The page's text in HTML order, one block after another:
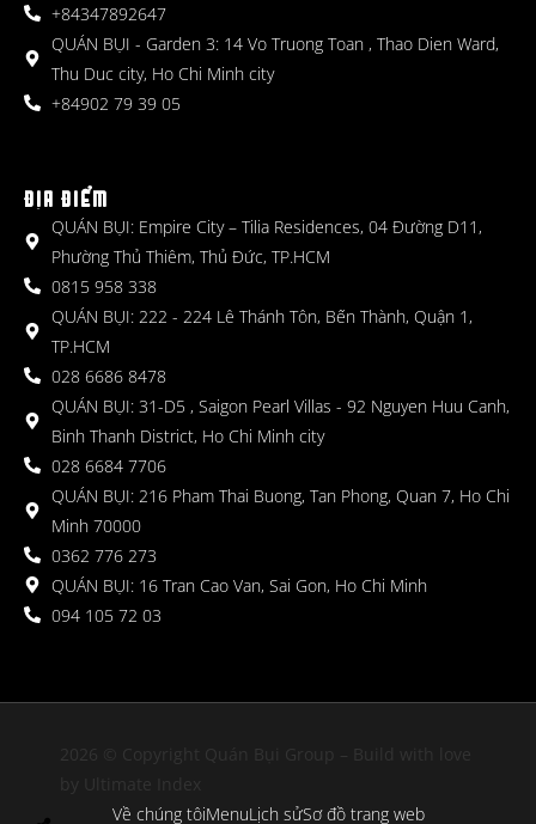
+84347892647
QUÁN BỤI - Garden 3: 14 Vo Truong Toan , Thao Dien Ward,
Thu Duc city, Ho Chi Minh city
+84902 79 39 05
ĐỊA ĐIỂM
QUÁN BỤI: Empire City – Tilia Residences, 04 Đường D11,
Phường Thủ Thiêm, Thủ Đức, TP.HCM
0815 958 338
QUÁN BỤI: 222 - 224 Lê Thánh Tôn, Bến Thành, Quận 1,
TP.HCM
028 6686 8478
QUÁN BỤI: 31-D5 , Saigon Pearl Villas - 92 Nguyen Huu Canh,
Binh Thanh District, Ho Chi Minh city
028 6684 7706
QUÁN BỤI: 216 Pham Thai Buong, Tan Phong, Quan 7, Ho Chi
Minh 70000
0362 776 273
QUÁN BỤI: 16 Tran Cao Van, Sai Gon, Ho Chi Minh
094 105 72 03
2026 © Copyright Quán Bụi Group – Build with love
by Ultimate Index
Về chúng tôiMenuLịch sửSơ đồ trang web